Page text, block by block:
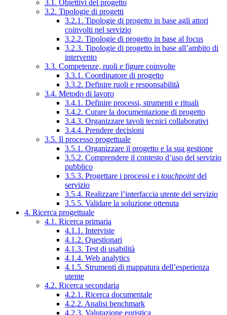
3.1. Obiettivi del progetto
3.2. Tipologie di progetti
3.2.1. Tipologie di progetto in base agli attori
coinvolti nel servizio
3.2.2. Tipologie di progetto in base al focus
3.2.3. Tipologie di progetto in base all’ambito di
intervento
3.3. Competenze, ruoli e figure coinvolte
3.3.1. Coordinatore di progetto
3.3.2. Definire ruoli e responsabilità
3.4. Metodo di lavoro
3.4.1. Definire processi, strumenti e rituali
3.4.2. Curare la documentazione di progetto
3.4.3. Organizzare tavoli tecnici collaborativi
3.4.4. Prendere decisioni
3.5. Il processo progettuale
3.5.1. Organizzare il progetto e la sua gestione
3.5.2. Comprendere il contesto d’uso del servizio
pubblico
3.5.3. Progettare i processi e i touchpointdel
servizio
3.5.4. Realizzare l’interfaccia utente del servizio
3.5.5. Validare la soluzione ottenuta
4. Ricerca progettuale
4.1. Ricerca primaria
4.1.1. Interviste
4.1.2. Questionari
4.1.3. Test di usabilità
4.1.4. Web analytics
4.1.5. Strumenti di mappatura dell’esperienza
utente
4.2. Ricerca secondaria
4.2.1. Ricerca documentale
4.2.2. Analisi benchmark
4.2.3. Valutazione euristica